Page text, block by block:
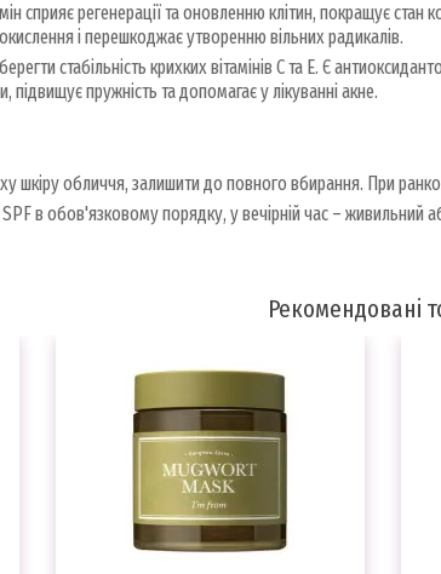
сприяє регенерації та оновленню клітин, покращує стан
і перешкоджає утворенню вільних радикалів.
стабільність крихких вітамінів С та Е. Є
підвищує пружність та допомагає у лікуванні акне.
шкіру обличчя, залишити до повного вбирання. При
в обов'язковому порядку, у вечірній час – живильний
Рекомендовані